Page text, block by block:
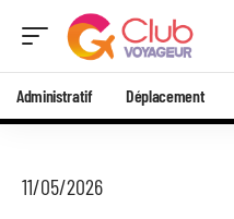
Administratif Déplacement
11/05/2026